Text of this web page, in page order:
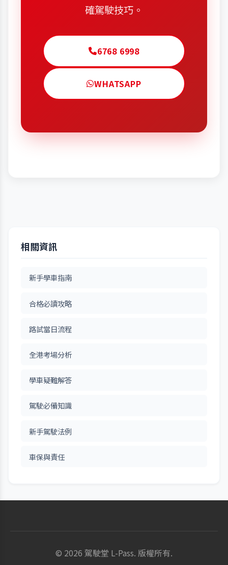
確駕駛技巧。
6768 6998
WHATSAPP
相關資訊
新手學車指南
合格必讀攻略
路試當日流程
全港考場分析
學車疑難解答
駕駛必備知識
新手駕駛法例
車保與責任
© 2026 駕駛堂 L-Pass. 版權所有.